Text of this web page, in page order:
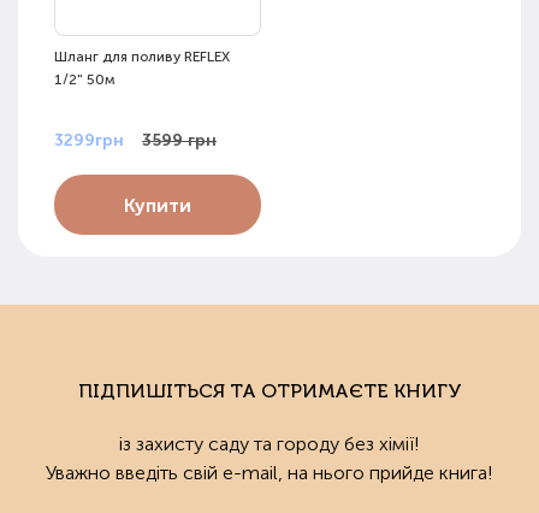
Шланг для поливу REFLEX
1/2" 50м
3299грн 3599 грн
Купити
ПІДПИШІТЬСЯ ТА ОТРИМАЄТЕ КНИГУ
із захисту саду та городу без хімії!
Уважно введіть свій e-mail, на нього прийде книга!